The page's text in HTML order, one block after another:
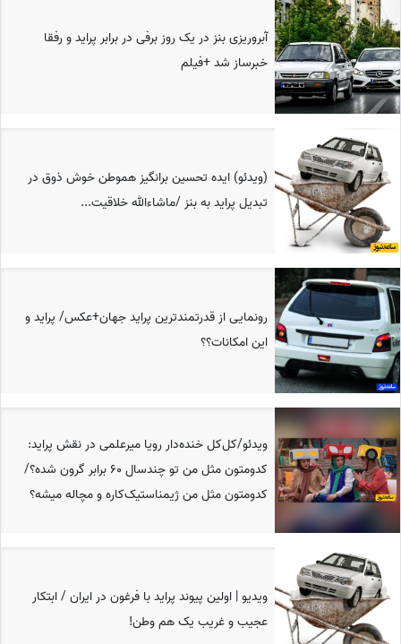
آبروریزی بنز در یک روز برفی در برابر پراید و رفقا
خبرساز شد +فیلم
(ویدئو) ایده تحسین برانگیز هموطن خوش ذوق در
تبدیل پراید به بنز /ماشاءالله خلاقیت...
رونمایی از قدرتمندترین پراید جهان+عکس/ پراید و
این امکانات؟؟
ویدئو/کل‌کل خنده‌دار رویا میرعلمی در نقش پراید:
کدومتون مثل من تو چندسال 60 برابر گرون شده؟/
کدومتون مثل من ژیمناستیک‌کاره و مچاله میشه؟
ویدیو | اولین پیوند پراید با فرغون در ایران / ابتکار
عجیب و غریب یک هم وطن!